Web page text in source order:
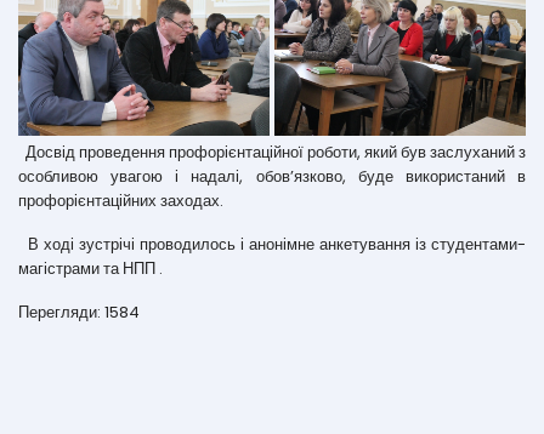
Досвід проведення профорієнтаційної роботи, який був заслуханий з
особливою увагою і надалі, обов’язково, буде використаний в
профорієнтаційних заходах.
В ході зустрічі проводилось і анонімне анкетування із студентами-
магістрами та НПП .
Перегляди: 1584